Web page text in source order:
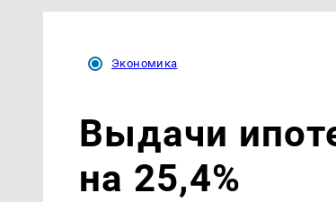
Экономика
Выдачи
на 25,4%